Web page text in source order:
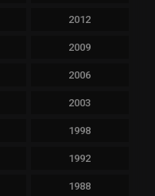
2012
2009
2006
2003
1998
1992
1988